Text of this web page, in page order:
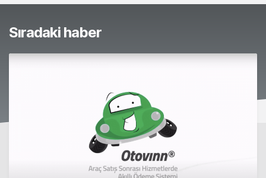
Sıradaki haber